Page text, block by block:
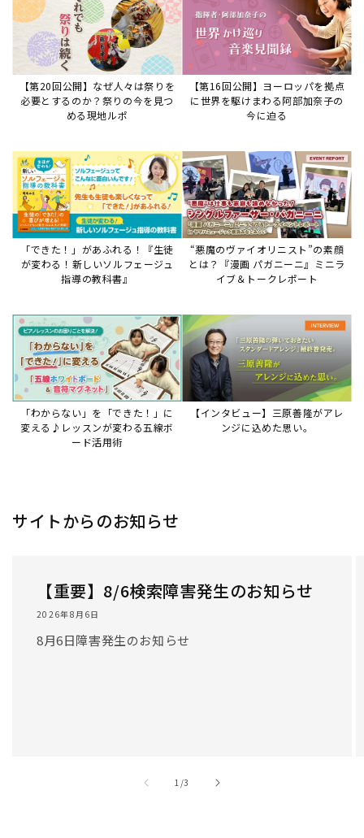
【第20回公開】なぜ人々は祭りを
必要とするのか？祭りの今を見つ
める現地ルポ
【第16回公開】ヨーロッパを拠点
に世界を駆けまわる阿部加奈子の
今に迫る
「できた！」があふれる！『生徒
が変わる！新しいソルフェージュ
指導の教科書』
“悪魔のヴァイオリニスト”の素顔
とは？『漫画 パガニーニ』ミニラ
イブ＆トークレポート
「わからない」を「できた！」に
変える♪レッスンが変わる五線ボ
ード活用術
【インタビュー】三原善隆がアレ
ンジに込めた思い。
サイトからのお知らせ
【重要】8/6検索障害発生のお知らせ
2026年8月6日
8月6日障害発生のお知らせ
1 //3